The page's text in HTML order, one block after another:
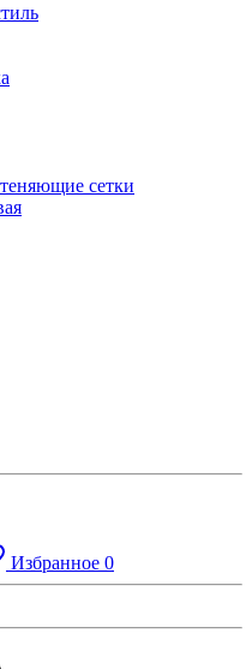
сетки
Избранное 0